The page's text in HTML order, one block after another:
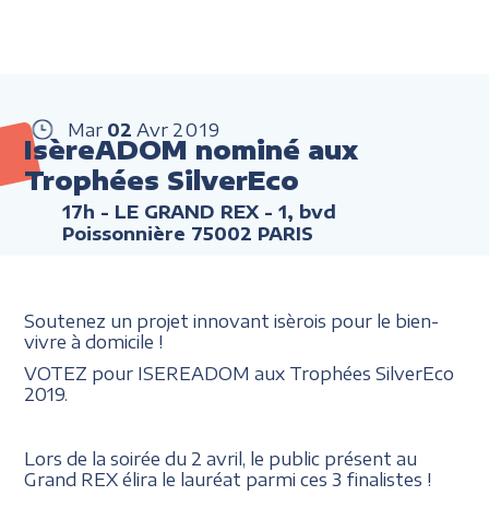
Mar 02 Avr 2019
IsèreADOM nominé aux
Trophées SilverEco
17h - LE GRAND REX - 1, bvd
Poissonnière 75002 PARIS
Soutenez un projet innovant isèrois pour le bien-
vivre à domicile !
VOTEZ pour ISEREADOM aux Trophées SilverEco
2019.
Lors de la soirée du 2 avril, le public présent au
Grand REX élira le lauréat parmi ces 3 finalistes !